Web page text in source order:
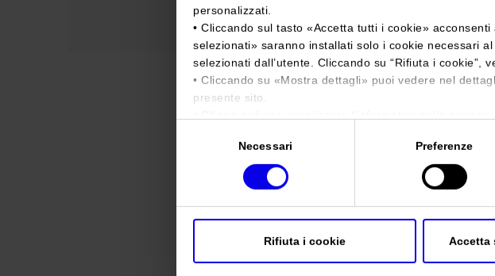
personalizzati.
• Cliccando sul tasto «Accetta tutti i cookie» acconsenti
selezionati» saranno installati solo i cookie necessari
selezionati dall’utente. Cliccando su “Rifiuta i cookie”,
• Cliccando su «Mostra dettagli» puoi vedere nel
presente sito.
Necessari Preferenze
Rifiuta i cookie Accetta
Frequenza
Website
E-mail
Indirizzo